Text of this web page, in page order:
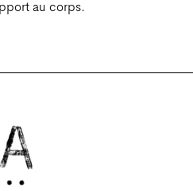
au corps.